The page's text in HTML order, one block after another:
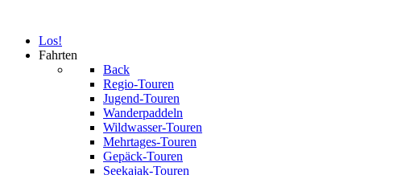
Los!
Fahrten
Back
Regio-Touren
Jugend-Touren
Wanderpaddeln
Wildwasser-Touren
Mehrtages-Touren
Gepäck-Touren
Seekajak-Touren